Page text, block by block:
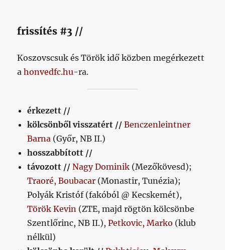
frissítés #3 //
Koszovscsuk és Török idő közben megérkezett
ahonvedfc.hu-ra.
érkezett //
kölcsönből visszatért // Benczenleintner
Barna (Győr, NB II.)
hosszabbított //
távozott // Nagy Dominik (Mezőkövesd);
Traoré, Boubacar (Monastir, Tunézia);
Polyák Kristóf (fakóból @ Kecskemét),
Török Kevin (ZTE, majd rögtön kölcsönbe
Szentlőrinc, NB II.),Petkovic, Marko (klub
nélkül)